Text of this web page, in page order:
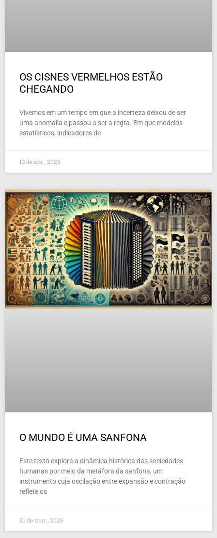
OS CISNES VERMELHOS ESTÃO
CHEGANDO
Vivemos em um tempo em que a incerteza deixou de ser
uma anomalia e passou a ser a regra. Em que modelos
estatísticos, indicadores de
13 de abr , 2025
O MUNDO É UMA SANFONA
Este texto explora a dinâmica histórica das sociedades
humanas por meio da metáfora da sanfona, um
instrumento cuja oscilação entre expansão e contração
reflete os
21 de mar , 2025